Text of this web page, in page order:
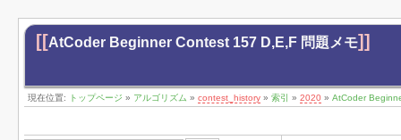
[[AtCoder Beginner Contest 157 D,E,F 問題メモ]]
現在位置: トップページ » アルゴリズム » contest_history » 索引 » 2020 » AtCoder